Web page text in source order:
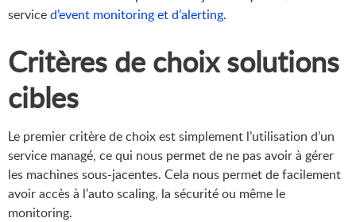
serviced’event monitoring et d’alerting.
Critères de choix solutions
cibles
Le premier critère de choix est simplement l’utilisation d’un
service managé, ce qui nous permet de ne pas avoir à gérer
les machines sous-jacentes. Cela nous permet de facilement
avoir accès à l'auto scaling, la sécurité ou même le
monitoring.